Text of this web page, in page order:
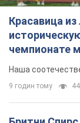
Красавица
чемпионате
Видео
Наша
9 годин тому